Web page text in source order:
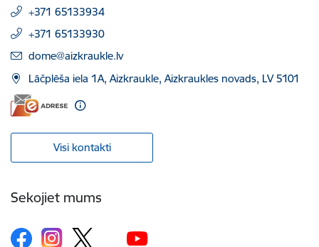
+371 65133934
+371 65133930
E-pasts:
dome@aizkraukle.lv
Lāčplēša iela 1A, Aizkraukle, Aizkraukles novads, LV 5101
Visi kontakti
Sekojiet mums